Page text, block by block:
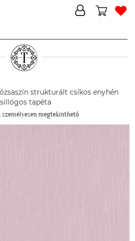
strukturált csíkos enyhén
tapéta
megtekinthető